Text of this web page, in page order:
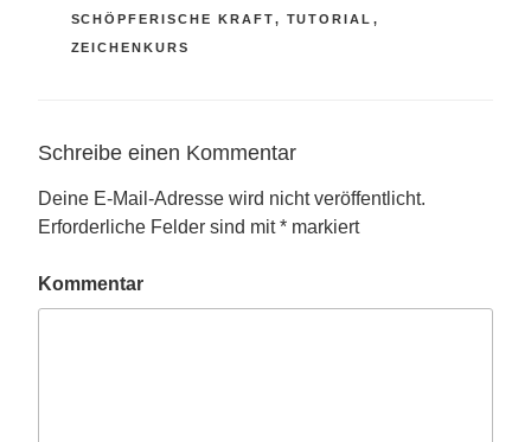
SCHÖPFERISCHE KRAFT, TUTORIAL ,
ZEICHENKURS
Schreibe einen Kommentar
Deine E-Mail-Adresse wird nicht veröffentlicht.
Erforderliche Felder sind mit* markiert
Kommentar